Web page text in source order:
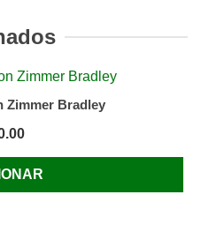
Zimmer Bradley